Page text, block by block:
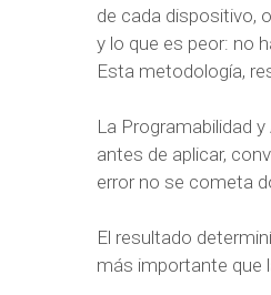
de cada dispositivo,
y lo que es peor: no
Esta metodología,
La Programabilidad
antes de aplicar,
error no se cometa
El resultado
más importante que